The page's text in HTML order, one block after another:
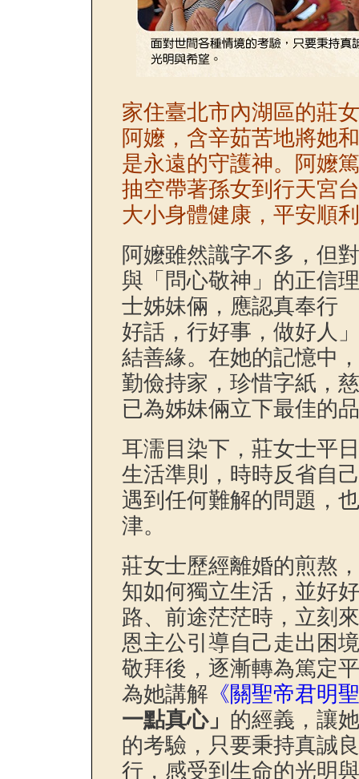
家住臺北市內湖區的莊
阿嬤，含辛茹苦地將她
是永遠的守護神。阿嬤
抽空帶著孫女到行天宮
大小身體健康，平安順
阿嬤雖然識字不多，但
與「問心敬神」的正信
士姊妹倆，應認真奉行
好話，行好事，做好人
結善緣。在她的記憶中
勤儉持家，珍惜字紙，
已為姊妹倆立下最佳的
耳濡目染下，莊女士平
生活準則，時時反省自
遇到任何難解的問題，
津。
莊女士歷經離婚的煎熬
知如何獨立生活，並好
路、前途茫茫時，立刻
恩主公引導自己走出困
敬拜後，逐漸轉為篤定
為她講解 《關聖帝君明
一點真心」 的經義，讓
的考驗，只要秉持真誠
行，感受到生命的光明